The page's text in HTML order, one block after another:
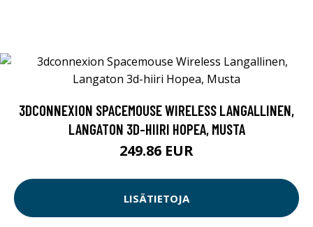
3DCONNEXION SPACEMOUSE WIRELESS LANGALLINEN,
LANGATON 3D-HIIRI HOPEA, MUSTA
249.86 EUR
LISÄTIETOJA